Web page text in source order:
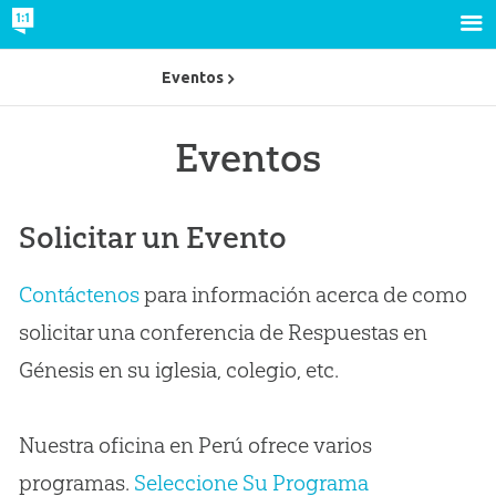
Eventos
Solicitar un Evento
Contáctenospara información acerca de como
solicitar una conferencia de Respuestas en
Génesis en su iglesia, colegio, etc.
Nuestra oficina en Perú ofrece varios
programas. Seleccione Su Programa
Eventos